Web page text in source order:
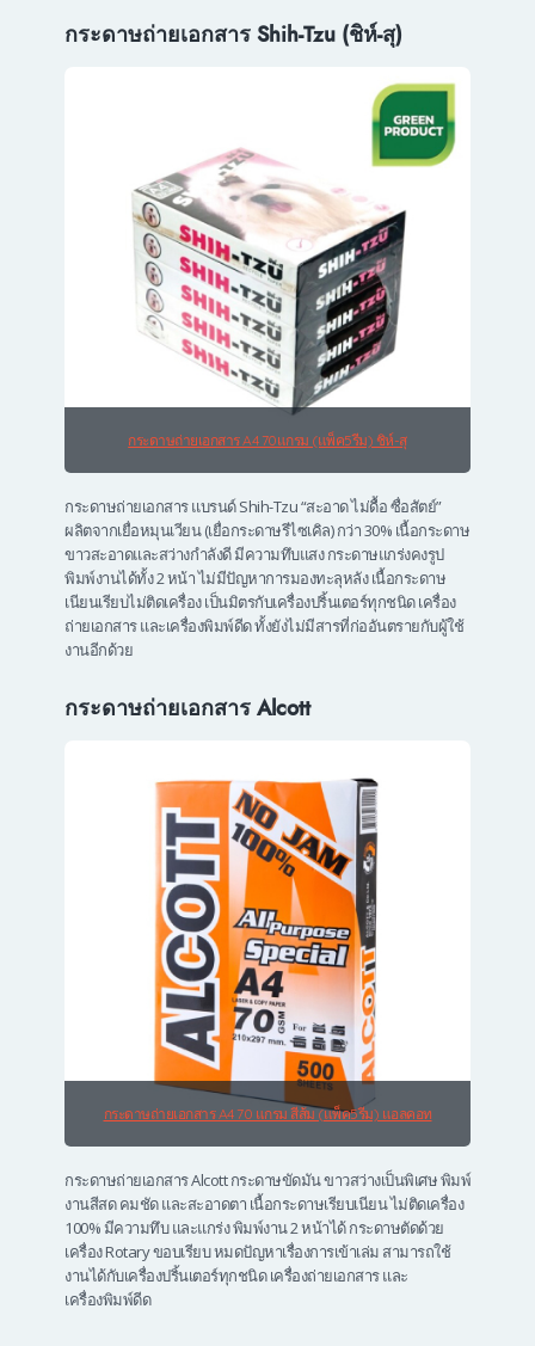
กระดาษถ่ายเอกสาร Shih-Tzu (ชิห์-สุ)
กระดาษถ่ายเอกสาร A4 70แกรม (แพ็ค5รีม) ชิห์-สุ
กระดาษถ่ายเอกสาร แบรนด์ Shih-Tzu “สะอาด ไม่ดื้อ ซื่อสัตย์”
ผลิตจากเยื่อหมุนเวียน (เยื่อกระดาษรีไซเคิล) กว่า 30% เนื้อกระดาษ
ขาวสะอาดและสว่างกำลังดี มีความทึบแสง กระดาษแกร่งคงรูป
พิมพ์งานได้ทั้ง 2 หน้า ไม่มีปัญหาการมองทะลุหลัง เนื้อกระดาษ
เนียนเรียบไม่ติดเครื่อง เป็นมิตรกับเครื่องปริ้นเตอร์ทุกชนิด เครื่อง
ถ่ายเอกสาร และเครื่องพิมพ์ดีด ทั้งยังไม่มีสารที่ก่ออันตรายกับผู้ใช้
งานอีกด้วย
กระดาษถ่ายเอกสาร Alcott
กระดาษถ่ายเอกสาร A4 70 แกรม สีส้ม (แพ็ค5รีม) แอลคอท
กระดาษถ่ายเอกสาร Alcott กระดาษขัดมัน ขาวสว่างเป็นพิเศษ พิมพ์
งานสีสด คมชัด และสะอาดตา เนื้อกระดาษเรียบเนียน ไม่ติดเครื่อง
100% มีความทึบ และแกร่ง พิมพ์งาน 2 หน้าได้ กระดาษตัดด้วย
เครื่อง Rotary ขอบเรียบ หมดปัญหาเรื่องการเข้าเล่ม สามารถใช้
งานได้กับเครื่องปริ้นเตอร์ทุกชนิด เครื่องถ่ายเอกสาร และ
เครื่องพิมพ์ดีด